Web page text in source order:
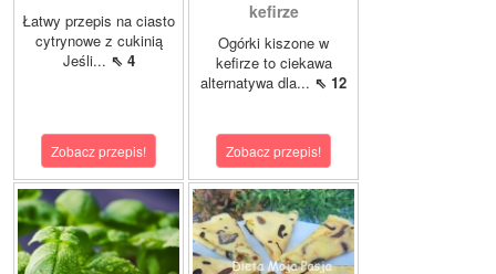
Łatwy przepis na ciasto
cytrynowe z cukinią
Jeśli... ⇖ 4
Zobacz przepis!
kefirze
Ogórki kiszone w
kefirze to ciekawa
alternatywa dla... ⇖ 12
Zobacz przepis!